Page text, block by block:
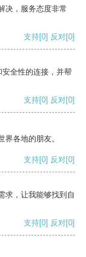
决，服务态度非常
支持[0] 反对[0]
全性的连接，并帮
支持[0] 反对[0]
各地的朋友。
支持[0] 反对[0]
求，让我能够找到自
支持[0] 反对[0]